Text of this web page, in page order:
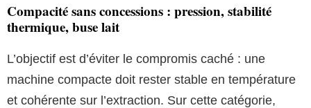
Compacité sans concessions : pression, stabilité
thermique, buse lait
L’objectif est d’éviter le compromis caché : une
machine compacte doit rester stable en température
et cohérente sur l’extraction. Sur cette catégorie,